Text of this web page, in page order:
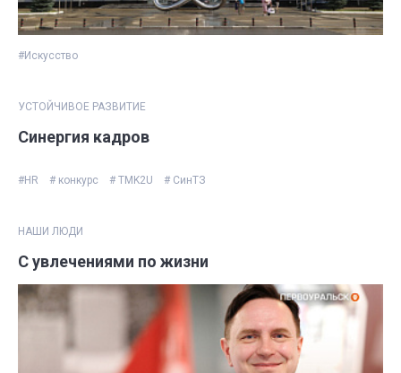
#Искусство
УСТОЙЧИВОЕ РАЗВИТИЕ
Синергия кадров
#HR # конкурс # TMK2U # СинТЗ
НАШИ ЛЮДИ
С увлечениями по жизни